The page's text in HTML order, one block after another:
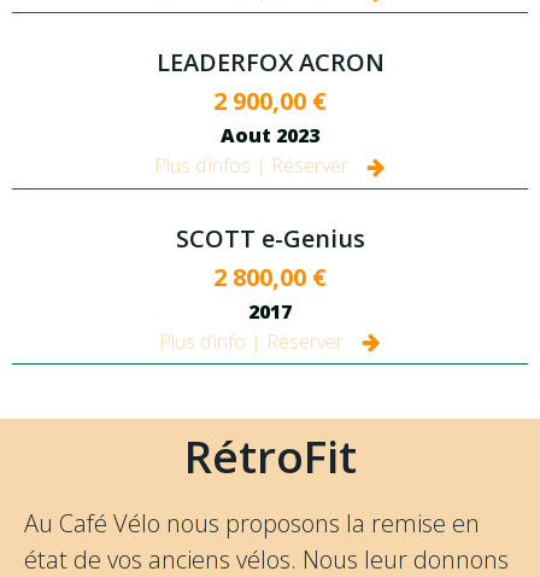
LEADERFOX ACRON
2 900,00 €
Aout 2023
Plus d’infos | Réserver
SCOTT e-Genius
2 800,00 €
2017
Plus d’info | Réserver
RétroFit
Au Café Vélo nous proposons la remise en
état de vos anciens vélos. Nous leur donnons